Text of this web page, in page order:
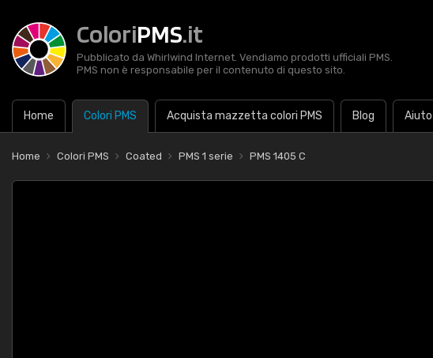
ColoriPMS.it
Pubblicato da Whirlwind Internet. Vendiamo prodotti ufficiali PMS.
PMS non è responsabile per il contenuto di questo sito.
Home Colori PMS Acquista mazzetta colori PMS Blog Aiuto
Home Colori PMS Coated PMS 1 serie PMS 1405 C